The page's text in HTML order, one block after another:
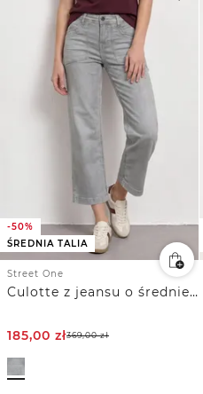
-50%
ŚREDNIA TALIA
Street One
Culotte z jeansu o średniej talii i luźnym kroju Loose Fit
185,00 zł369,00zł